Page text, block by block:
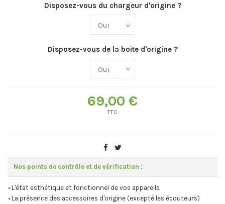
Disposez-vous du chargeur d'origine ?
Disposez-vous de la boite d'origine ?
69,00 €
TTC
Nos points de contrôle et de vérification :
• L'état esthétique et fonctionnel de vos appareils
• La présence des accessoires d'origine (excepté les écouteurs)